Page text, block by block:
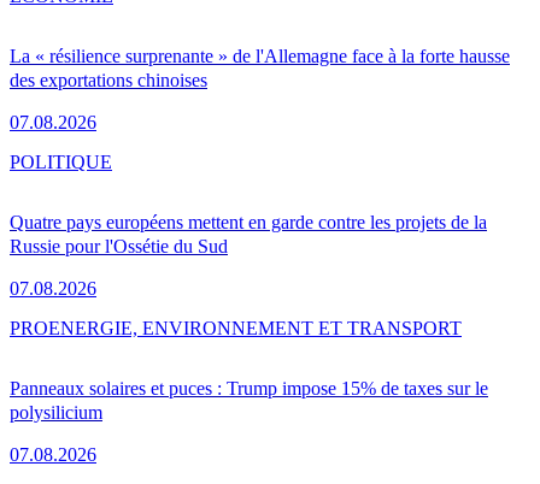
La « résilience surprenante » de l'Allemagne face à la forte hausse
des exportations chinoises
07.08.2026
Quatre pays européens mettent en garde contre les projets de la
Russie pour l'Ossétie du Sud
07.08.2026
POLITIQUE
Panneaux solaires et puces : Trump impose 15% de taxes sur le
polysilicium
07.08.2026
PROENERGIE, ENVIRONNEMENT ET TRANSPORT